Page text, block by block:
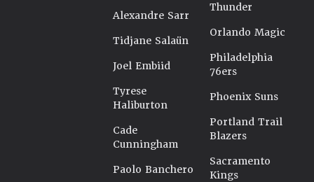
Alexandre Sarr
Tidjane Salaün
Joel Embiid
Tyrese
Haliburton
Cade
Cunningham
Paolo Banchero
Thunder
Orlando Magic
Philadelphia
76ers
Phoenix Suns
Portland Trail
Blazers
Sacramento
Kings